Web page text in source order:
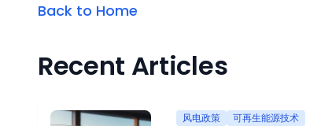
Back to Home
Recent Articles
风电政策
可再生能源技术